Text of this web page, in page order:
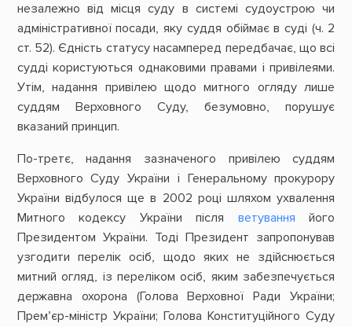
незалежно від місця суду в системі судоустрою чи
адміністративної посади, яку суддя обіймає в суді (ч. 2
ст. 52). Єдність статусу насамперед передбачає, що всі
судді користуються однаковими правами і привілеями.
Утім, надання привілею щодо митного огляду лише
суддям Верховного Суду, безумовно, порушує
вказаний принцип.
По-третє, надання зазначеного привілею суддям
Верховного Суду України і Генеральному прокурору
України відбулося ще в 2002 році шляхом ухвалення
Митного кодексу України після ветування його
Президентом України. Тоді Президент запропонував
узгодити перелік осіб, щодо яких не здійснюється
митний огляд, із переліком осіб, яким забезпечується
державна охорона (Голова Верховної Ради України;
Прем’єр-міністр України; Голова Конституційного Суду